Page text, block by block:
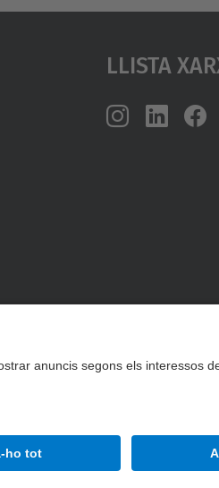
Llista